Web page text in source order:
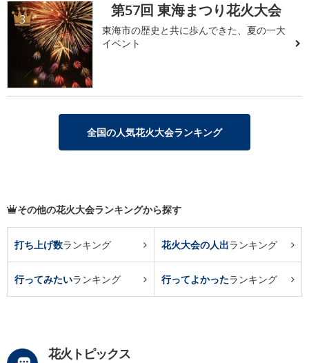
3 第57回 東海まつり花火大会
東海市の歴史と共に歩んできた、夏の一大
イベント
全国の人気花火大会ランキング
その他の花火大会ランキングから探す
打ち上げ数ランキング 花火大会の人出ランキング
行ってみたいランキング 行ってよかったランキング
花火トピックス